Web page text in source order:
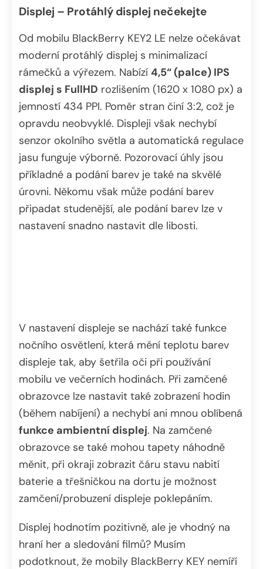
Displej – Protáhlý displej nečekejte
Od mobilu BlackBerry KEY2 LE nelze očekávat
moderní protáhlý displej s minimalizací
rámečků a výřezem. Nabízí 4,5“ (palce) IPS
displej s FullHD rozlišením (1620 x 1080 px) a
jemností 434 PPI. Poměr stran činí 3:2, což je
opravdu neobvyklé. Displeji však nechybí
senzor okolního světla a automatická regulace
jasu funguje výborně. Pozorovací úhly jsou
příkladné a podání barev je také na skvělé
úrovni. Někomu však může podání barev
připadat studenější, ale podání barev lze v
nastavení snadno nastavit dle libosti.
V nastavení displeje se nachází také funkce
nočního osvětlení, která mění teplotu barev
displeje tak, aby šetřila oči při používání
mobilu ve večerních hodinách. Při zamčené
obrazovce lze nastavit také zobrazení hodin
(během nabíjení) a nechybí ani mnou oblíbená
funkce ambientní displej. Na zamčené
obrazovce se také mohou tapety náhodně
měnit, při okraji zobrazit čáru stavu nabití
baterie a třešničkou na dortu je možnost
zamčení/probuzení displeje poklepáním.
Displej hodnotím pozitivně, ale je vhodný na
hraní her a sledování filmů? Musím
podotknout, že mobily BlackBerry KEY nemíří